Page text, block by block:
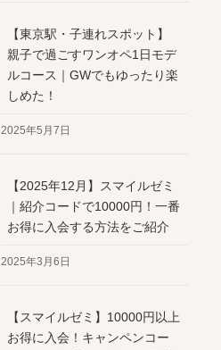
【東京駅・子連れスポット】
親子で過ごすワンオペ1日モデ
ルコース｜GWでもゆったり楽
しめた！
2025年5月7日
【2025年12月】スマイルゼミ
｜紹介コードで10000円！一番
お得に入会する方法をご紹介
2025年3月6日
【スマイルゼミ】10000円以上
お得に入会！キャンペンコー